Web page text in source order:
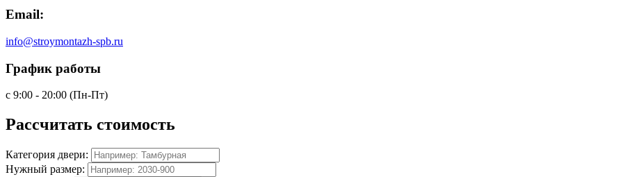
Email:
info@stroymontazh-spb.ru
График работы
с 9:00 - 20:00 (Пн-Пт)
Рассчитать стоимость
Категория двери:
Нужный размер: